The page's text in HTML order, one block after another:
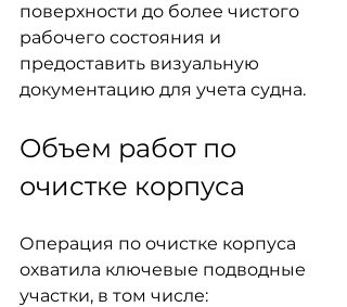
поверхности до более чистого
рабочего состояния и
предоставить визуальную
документацию для учета судна.
Объем работ по
очистке корпуса
Операция по очистке корпуса
охватила ключевые подводные
участки, в том числе: